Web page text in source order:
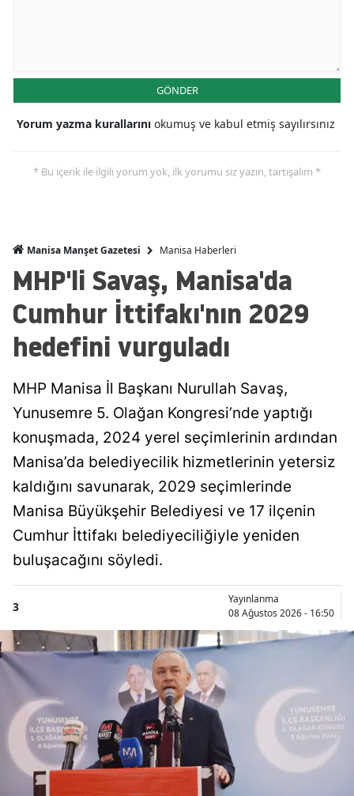
GÖNDER
Yorum yazma kurallarını okumuş ve kabul etmiş sayılırsınız
* Bu içerik ile ilgili yorum yok, ilk yorumu siz yazın, tartışalım *
Manisa Manşet Gazetesi Manisa Haberleri
MHP'li Savaş, Manisa'da
Cumhur İttifakı'nın 2029
hedefini vurguladı
MHP Manisa İl Başkanı Nurullah Savaş,
Yunusemre 5. Olağan Kongresi’nde yaptığı
konuşmada, 2024 yerel seçimlerinin ardından
Manisa’da belediyecilik hizmetlerinin yetersiz
kaldığını savunarak, 2029 seçimlerinde
Manisa Büyükşehir Belediyesi ve 17 ilçenin
Cumhur İttifakı belediyeciliğiyle yeniden
buluşacağını söyledi.
3
Yayınlanma
08 Ağustos 2026 - 16:50